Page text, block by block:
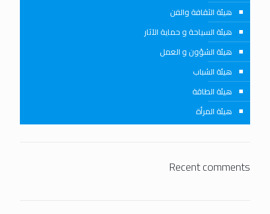
هيئة الثقافة والفن
هيئة السياحة و حماية الآثار
هيئة الشؤون و العمل
هيئة الشباب
هيئة الطاقة
هيئة المرأة
Recent comments